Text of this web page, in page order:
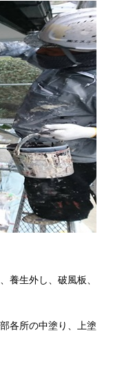
養生外し、破風板、
各所の中塗り、上塗